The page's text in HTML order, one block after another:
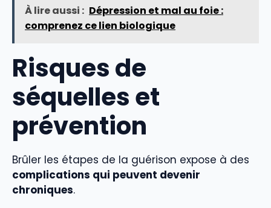
À lire aussi : Dépression et mal au foie :
comprenez ce lien biologique
Risques de
séquelles et
prévention
Brûler les étapes de la guérison expose à des
complications qui peuvent devenir
chroniques.